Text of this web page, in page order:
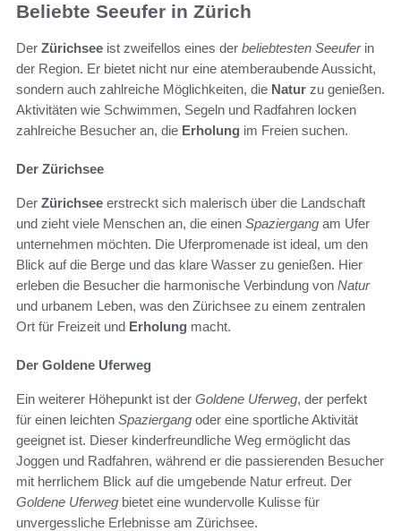
Beliebte Seeufer in Zürich
Der Zürichsee ist zweifellos eines der beliebtesten Seeuferin
der Region. Er bietet nicht nur eine atemberaubende Aussicht,
sondern auch zahlreiche Möglichkeiten, die Natur zu genießen.
Aktivitäten wie Schwimmen, Segeln und Radfahren locken
zahlreiche Besucher an, die Erholung im Freien suchen.
Der Zürichsee
Der Zürichsee erstreckt sich malerisch über die Landschaft
und zieht viele Menschen an, die einen Spaziergang am Ufer
unternehmen möchten. Die Uferpromenade ist ideal, um den
Blick auf die Berge und das klare Wasser zu genießen. Hier
erleben die Besucher die harmonische Verbindung von Natur
und urbanem Leben, was den Zürichsee zu einem zentralen
Ort für Freizeit und Erholung macht.
Der Goldene Uferweg
Ein weiterer Höhepunkt ist der Goldene Uferweg, der perfekt
für einen leichten Spaziergang oder eine sportliche Aktivität
geeignet ist. Dieser kinderfreundliche Weg ermöglicht das
Joggen und Radfahren, während er die passierenden Besucher
mit herrlichem Blick auf die umgebende Natur erfreut. Der
Goldene Uferweg bietet eine wundervolle Kulisse für
unvergessliche Erlebnisse am Zürichsee.